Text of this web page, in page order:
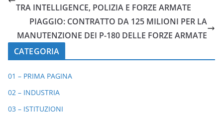
TRA INTELLIGENCE, POLIZIA E FORZE ARMATE
PIAGGIO: CONTRATTO DA 125 MILIONI PER LA
MANUTENZIONE DEI P-180 DELLE FORZE ARMATE
CATEGORIA
01 – PRIMA PAGINA
02 – INDUSTRIA
03 – ISTITUZIONI